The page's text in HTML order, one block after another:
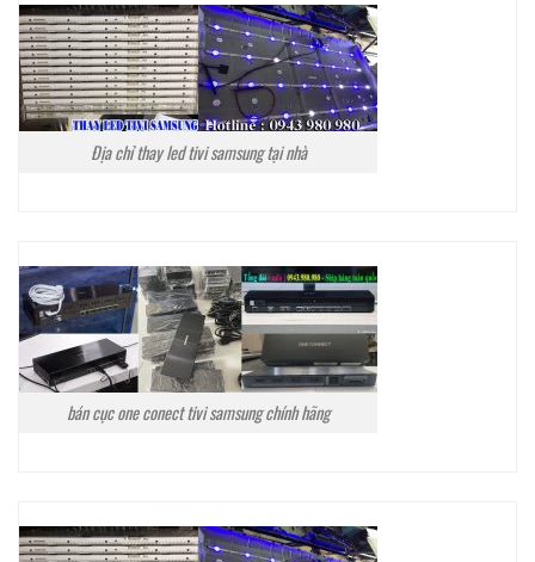
Địa chỉ thay led tivi samsung tại nhà
bán cục one conect tivi samsung chính hãng